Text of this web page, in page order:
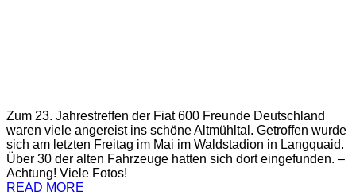
Zum 23. Jahrestreffen der Fiat 600 Freunde Deutschland
waren viele angereist ins schöne Altmühltal. Getroffen wurde
sich am letzten Freitag im Mai im Waldstadion in Langquaid.
Über 30 der alten Fahrzeuge hatten sich dort eingefunden. –
Achtung! Viele Fotos!
READ MORE